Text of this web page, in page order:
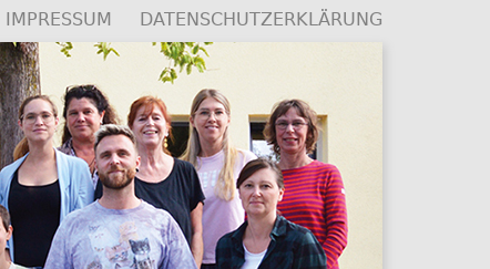
IMPRESSUM DATENSCHUTZERKLÄRUNG